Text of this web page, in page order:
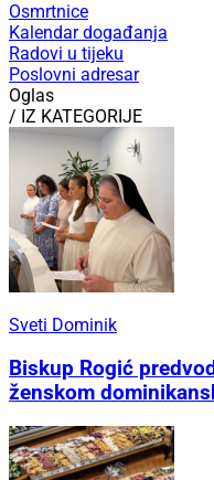
Osmrtnice
Kalendar događanja
Radovi u tijeku
Poslovni adresar
Oglas
/ IZ KATEGORIJE
Sveti Dominik
Biskup Rogić
ženskom